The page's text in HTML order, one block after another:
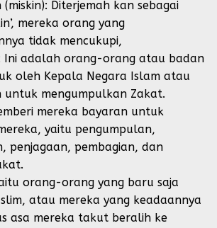
Diterjemah kan sebagai
mereka orang yang
tidak mencukupi,
Ini adalah orang-orang atau badan
oleh Kepala Negara Islam atau
untuk mengumpulkan Zakat.
mereka bayaran untuk
yaitu pengumpulan,
penjagaan, pembagian, dan
orang-orang yang baru saja
atau mereka yang keadaannya
asa mereka takut beralih ke